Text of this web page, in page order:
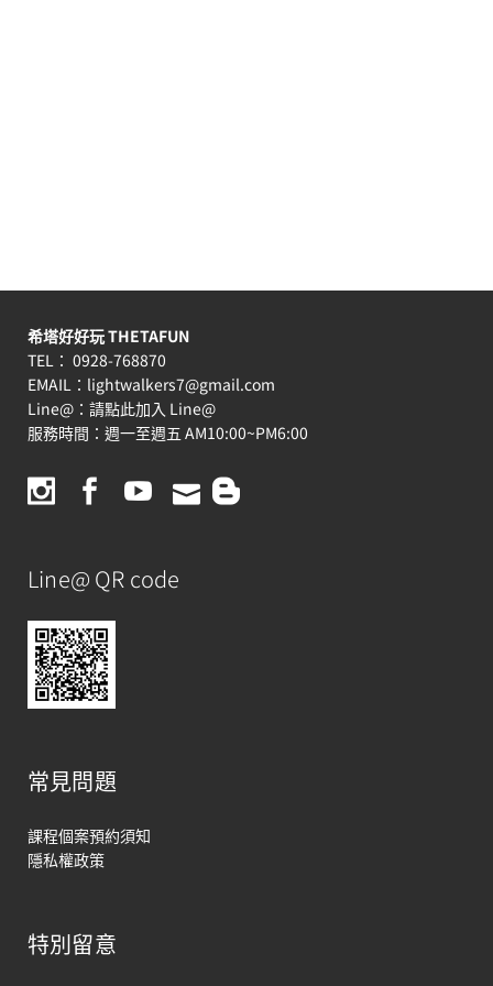
希塔好好玩 THETAFUN
TEL： 0928-768870
EMAIL： lightwalkers7@gmail.com
Line@： 請點此加入 Line@
服務時間：週一至週五 AM10:00~PM6:00
Line@ QR code
常見問題
課程個案預約須知
隱私權政策
特別留意